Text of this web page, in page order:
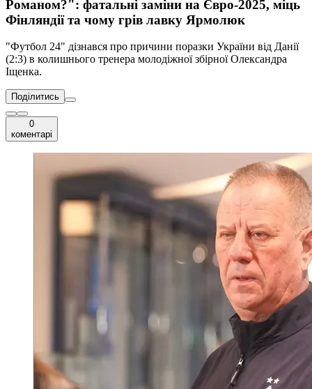
Романом?": фатальні заміни на Євро-2025, міць
Фінляндії та чому грів лавку Ярмолюк
"Футбол 24" дізнався про причини поразки України від Данії
(2:3) в колишнього тренера молодіжної збірної Олександра
Іщенка.
Поділитись
0
коментарі